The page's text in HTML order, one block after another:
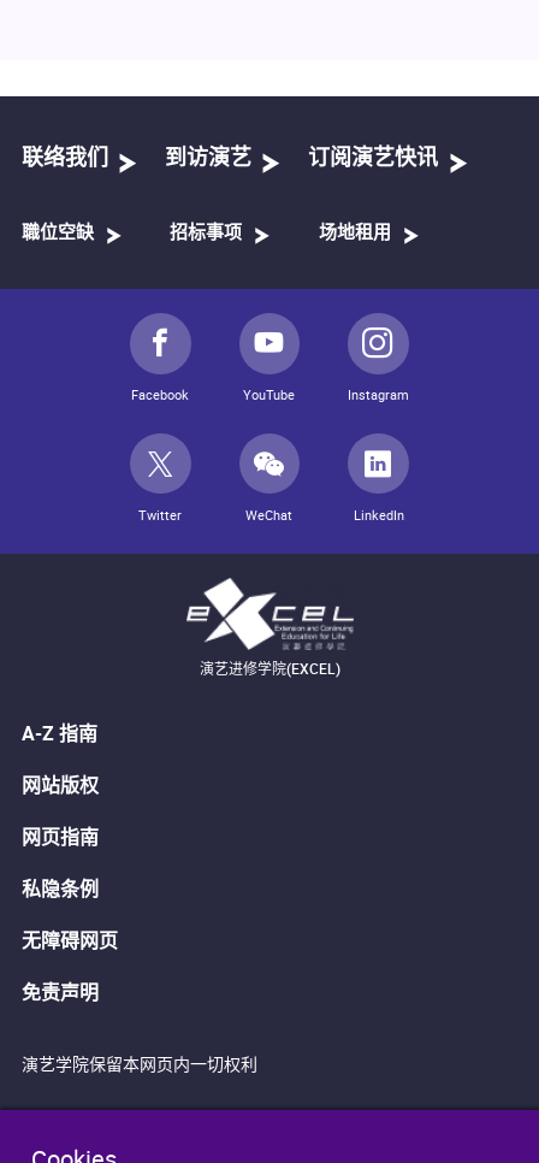
联络我们 到访演艺 订阅演艺快讯
職位空缺 招标事项 场地租用
Facebook YouTube Instagram
Twitter WeChat LinkedIn
演艺进修学院(EXCEL)
A-Z 指南
网站版权
网页指南
私隐条例
无障碍网页
免责声明
演艺学院保留本网页内一切权利